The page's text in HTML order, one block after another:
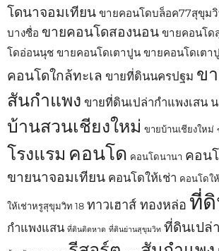
โดนาจอมเทียน ขายคอนโดบล็อค77สุขุม
บางซื่อ ขายคอนโดสองนอน ขายคอนโด
โดอ่อนนุช ขายคอนโดเตาปูน ขายคอนโดเตา
คอนโดใกล้ทะเล ขายที่ดินนครปฐม ข
สันกำแพง ขายที่ดินเปล่ากำแพงเสน
บ้านสวนเชียงใหม่ ขายบ้านเชียงใหม่
โรงแรม คอนโด คอนโดนานา คอน
ขายนาจอมเทียน คอนโดให้เช่า คอนโดใ
ให้เช่าหรูสุขุมวิท 18 ทาวเฮาส์ ทองหล่อ ที่
กำแพงแสน ที่ดินติดหาด ที่ดินย่านสุขุมวิท ที่ดินเปล่า